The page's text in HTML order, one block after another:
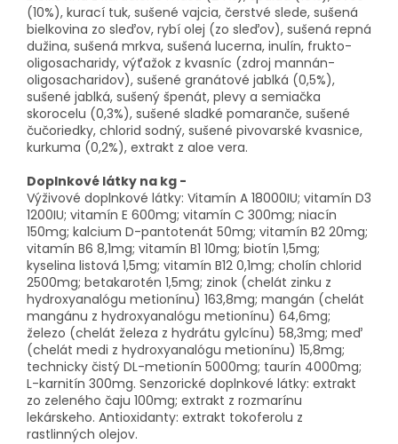
(10%), kurací tuk, sušené vajcia, čerstvé slede, sušená
bielkovina zo sleďov, rybí olej (zo sleďov), sušená repná
dužina, sušená mrkva, sušená lucerna, inulín, frukto-
oligosacharidy, výťažok z kvasníc (zdroj mannán-
oligosacharidov), sušené granátové jablká (0,5%),
sušené jablká, sušený špenát, plevy a semiačka
skorocelu (0,3%), sušené sladké pomaranče, sušené
čučoriedky, chlorid sodný, sušené pivovarské kvasnice,
kurkuma (0,2%), extrakt z aloe vera.
Doplnkové látky na kg -
Výživové doplnkové látky: Vitamín A 18000IU; vitamín D3
1200IU; vitamín E 600mg; vitamín C 300mg; niacín
150mg; kalcium D-pantotenát 50mg; vitamín B2 20mg;
vitamín B6 8,1mg; vitamín B1 10mg; biotín 1,5mg;
kyselina listová 1,5mg; vitamín B12 0,1mg; cholín chlorid
2500mg; betakarotén 1,5mg; zinok (chelát zinku z
hydroxyanalógu metionínu) 163,8mg; mangán (chelát
mangánu z hydroxyanalógu metionínu) 64,6mg;
železo (chelát železa z hydrátu gylcínu) 58,3mg; meď
(chelát medi z hydroxyanalógu metionínu) 15,8mg;
technicky čistý DL-metionín 5000mg; taurín 4000mg;
L-karnitín 300mg. Senzorické doplnkové látky: extrakt
zo zeleného čaju 100mg; extrakt z rozmarínu
lekárskeho. Antioxidanty: extrakt tokoferolu z
rastlinných olejov.